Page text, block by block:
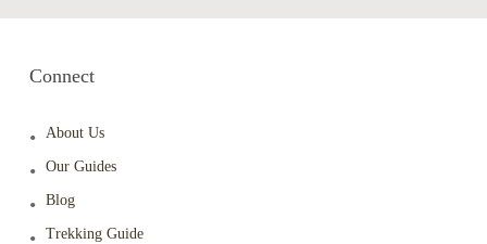
Connect
About Us
Our Guides
Blog
Trekking Guide